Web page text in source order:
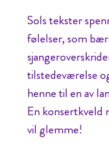
Sols tekster
følelser, som
tilstedeværelse
henne til en av
En konsertkveld
vil glemme!